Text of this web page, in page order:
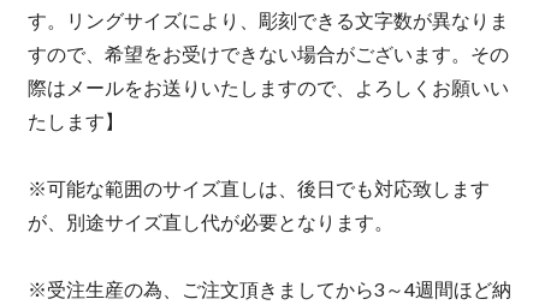
す。リングサイズにより、彫刻できる文字数が異なりま
すので、希望をお受けできない場合がございます。その
際はメールをお送りいたしますので、よろしくお願いい
たします】
※可能な範囲のサイズ直しは、後日でも対応致します
が、別途サイズ直し代が必要となります。
※受注生産の為、ご注文頂きましてから3～4週間ほど納